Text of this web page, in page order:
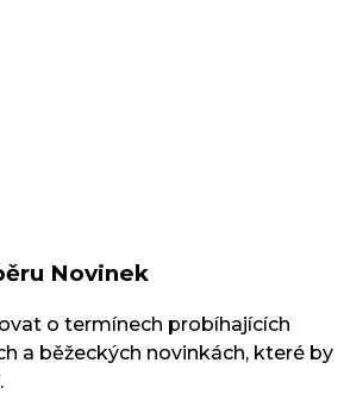
Novinek
o termínech probíhajících
a běžeckých novinkách, které by